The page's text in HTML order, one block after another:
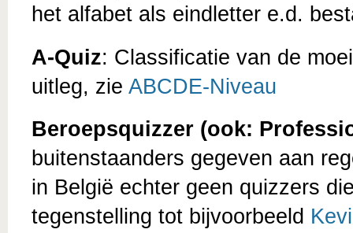
het alfabet als eindletter e.d.
A-Quiz: Classificatie van de
uitleg, zie ABCDE-Niveau
Beroepsquizzer (ook:
buitenstaanders gegeven aan
in België echter geen quizzers
tegenstelling tot bijvoorbeeld